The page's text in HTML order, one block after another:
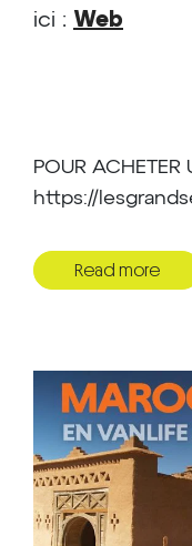
ici : Web
POUR ACHETER
https://
Avec Marc
Une aventure
les routes du
Read more